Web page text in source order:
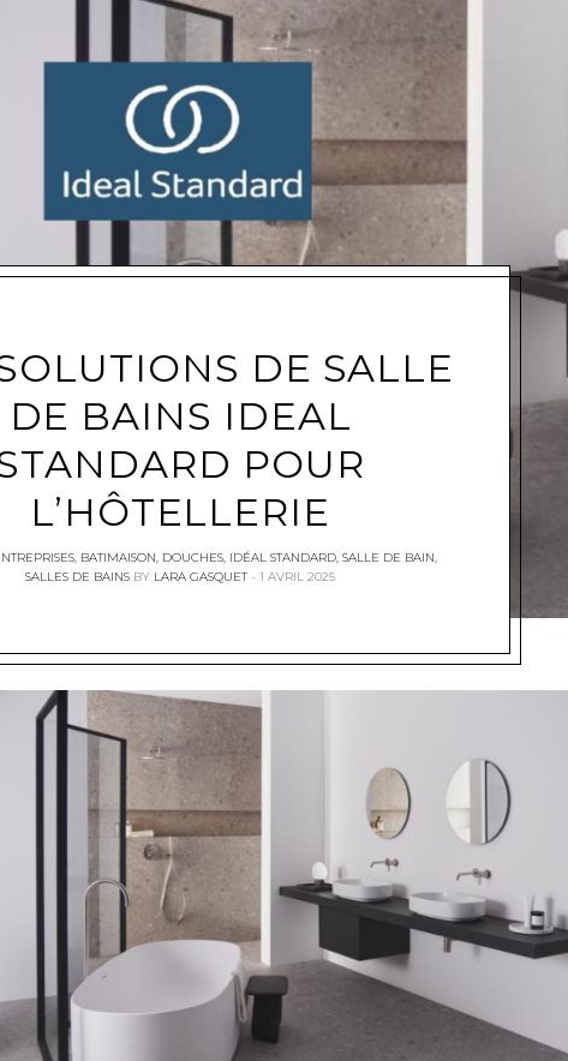
DE SALLE
DE BAINS IDEAL
POUR
L’HÔTELLERIE
, BATIMAISON, DOUCHES, IDÉAL STANDARD, SALLE DE BAIN,
SALLES DE BAINS BY LARA GASQUET 1 AVRIL 2025